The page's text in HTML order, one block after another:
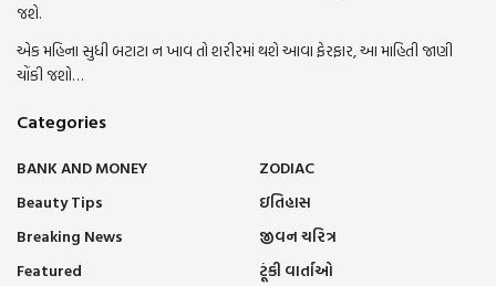
જશે.
એક મહિના સુધી બટાટા ન ખાવ તો શરીરમાં થશે આવા ફેરફાર, આ માહિતી જાણી
ચોંકી જશો…
Categories
BANK AND MONEY
Beauty Tips
Breaking News
Featured
ZODIAC
ઇતિહાસ
જીવન ચરિત્ર
ટૂંકી વાર્તાઓ